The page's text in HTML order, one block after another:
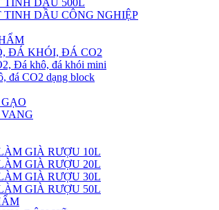
DẦU 500L
DẦU CÔNG NGHIỆP
ĐÁ KHÓI, ĐÁ CO2
Đá khô, đá khói mini
đá CO2 dạng block
GIÀ RƯỢU 10L
GIÀ RƯỢU 20L
GIÀ RƯỢU 30L
GIÀ RƯỢU 50L